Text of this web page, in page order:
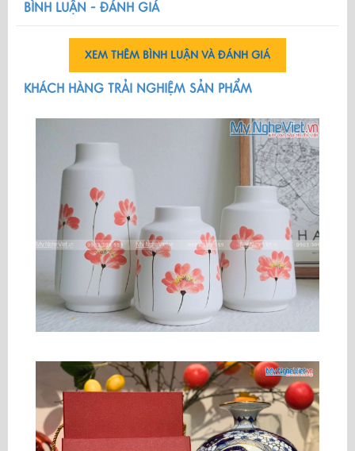
BÌNH LUẬN - ĐÁNH GIÁ
XEM THÊM BÌNH LUẬN VÀ ĐÁNH GIÁ
KHÁCH HÀNG TRẢI NGHIỆM SẢN PHẨM